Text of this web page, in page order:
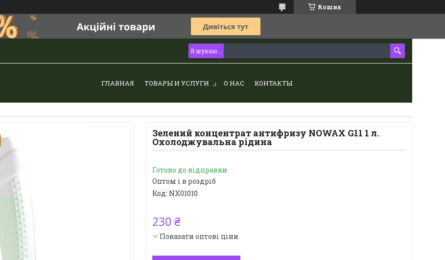
Кошик
ГЛАВНАЯ ТОВАРЫ И УСЛУГИ О НАС КОНТАКТЫ
Зелений концентрат антифризу NOWAX G11 1 л.
Охолоджувальна рідина
Готово до відправки
Оптом і в роздріб
Код: NX01010
230 ₴
Показати оптові ціни